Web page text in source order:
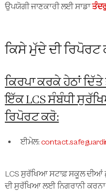
ਉਪਯੋਗੀ ਜਾਣਕਾਰੀ ਲਈ ਸਾਡਾ
ਕਿਸੇ ਮੁੱਦੇ ਦੀ ਰਿਪੋਰਟ
ਕਿਰਪਾ ਕਰਕੇ ਹੇਠਾਂ
ਇੱਕ LCS ਸੰਬੰਧੀ
ਰਿਪੋਰਟ ਕਰੋ:
ਈਮੇਲ:
LCS ਸੁਰੱਖਿਆ ਸਟਾਫ਼ ਸਕੂਲ ਦੀਆਂ
ਦੀ ਸੁਰੱਖਿਆ ਲਈ ਨਿਗਰਾਨੀ ਕਰਨਾ